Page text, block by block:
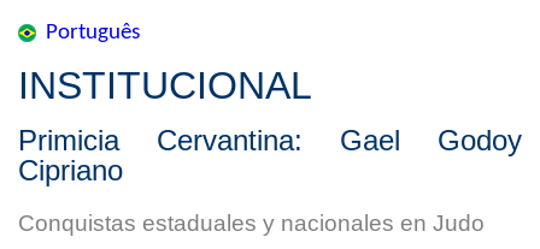
Português
INSTITUCIONAL
Primicia Cervantina: Gael Godoy
Cipriano
Conquistas estaduales y nacionales en Judo